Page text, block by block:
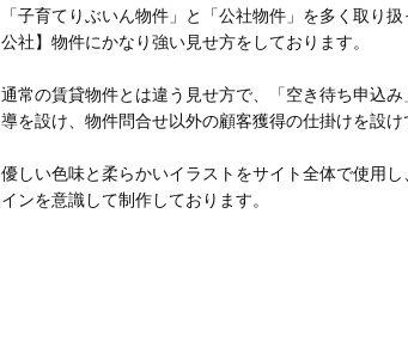
「子育てりぶいん物件」と「公社物件」を多く取り
公社】物件にかなり強い見せ方をしております。
通常の賃貸物件とは違う見せ方で、「空き待ち申込
導を設け、物件問合せ以外の顧客獲得の仕掛けを設け
優しい色味と柔らかいイラストをサイト全体で使用
インを意識して制作しております。